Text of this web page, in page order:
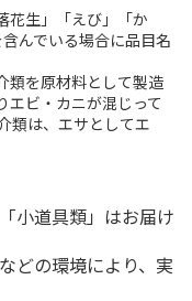
花生」「えび」「か
んでいる場合に品目名
類を原材料として製造
エビ・カニが混じって
類は、エサとしてエ
小道具類」はお届け
どの環境により、実